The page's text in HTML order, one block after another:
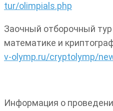
tur/olimpials.php
Заочный отборочный
математике и
v-olymp.ru/cryptolymp/
Информация о